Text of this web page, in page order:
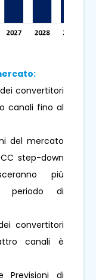
convertitori
canali fino al
del mercato
step-down
più
periodo di
convertitori
canali è
Previsioni di